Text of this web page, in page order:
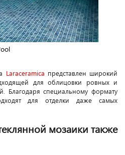
Laraceramica представлен широкий
для облицовки ровных и
Благодаря специальному формату
для отделки даже самых
мозаики также